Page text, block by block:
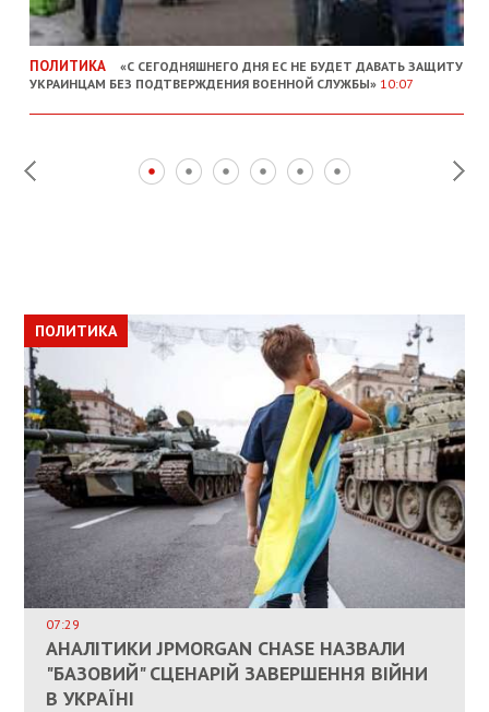
ПОЛИТИКА
«С СЕГОДНЯШНЕГО ДНЯ ЕС НЕ БУДЕТ ДАВАТЬ ЗАЩИТУ
УКРАИНЦАМ БЕЗ ПОДТВЕРЖДЕНИЯ ВОЕННОЙ СЛУЖБЫ» 10:07
ПОЛИТИКА
КАНДИДАТ В ПРЕМЬЕРЫ ПОЛЬШИ ПРИЗВАЛ
ЕС ПРЕКРАТИТЬ ВОЕННУЮ ПОМОЩЬ
УКРАИНЕ
ПОЛИТИКА
07:29
АНАЛІТИКИ JPMORGAN CHASE НАЗВАЛИ
"БАЗОВИЙ" СЦЕНАРІЙ ЗАВЕРШЕННЯ ВІЙНИ
В УКРАЇНІ
ОБЩЕСТВО
ВЛАСНИКАМ ЗРУЙНОВАНОГО ЖИТЛА
ДОЗВОЛИЛИ НЕ ПЛАТИТИ ЗА КОМУНАЛКУ
ПОЛИТИКА
ИНТЕГРАЦИЯ УКРАИНЫ В НАТО ВРЯД ЛИ
СОСТОИТСЯ В БЛИЖАЙШЕЕ ВРЕМЯ, –
РЮТТЕ
ЭКОНОМИКА
ПАЛИВНИЙ РИНОК РОЗІГРІЛИ ШТУЧНО:
АНАЛІТИКИ ЗВИНУВАТИЛИ АЗС У
СПЕКУЛЯЦІЇ